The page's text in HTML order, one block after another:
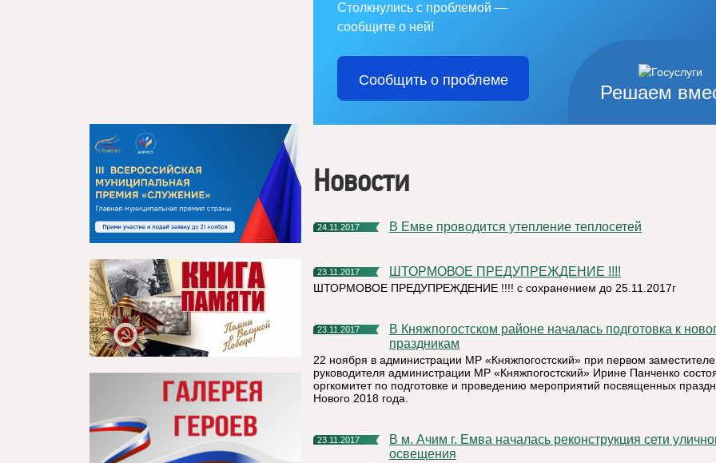
Решаем
Столкнулись с проблемой —
сообщите о ней!
Сообщить о проблеме
Новости
24.11.2017 В Емве проводится утепление теплосетей
23.11.2017 ШТОРМОВОЕ ПРЕДУПРЕЖДЕНИЕ !!!!
ШТОРМОВОЕ ПРЕДУПРЕЖДЕНИЕ !!!! с сохранением до 25.11.2017г
23.11.2017
В Княжпогостском районе началась подготовка к новогодним
праздникам
22 ноября в администрации МР «Княжпогостский» при первом заместителе
руководителя администрации МР «Княжпогостский» Ирине Панченко
оргкомитет по подготовке и проведению мероприятий посвященных
Нового 2018 года.
23.11.2017
В м. Ачим г. Емва началась реконструкция сети уличного
освещения